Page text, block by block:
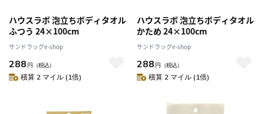
ハウスラボ 泡立ちボディタオル
ふつう 24×100cm
サンドラッグe-shop
288 円 （税込）
積算 2 マイル (1倍)
ハウスラボ 泡立ちボディタオル
かため 24×100cm
サンドラッグe-shop
288 円 （税込）
積算 2 マイル (1倍)